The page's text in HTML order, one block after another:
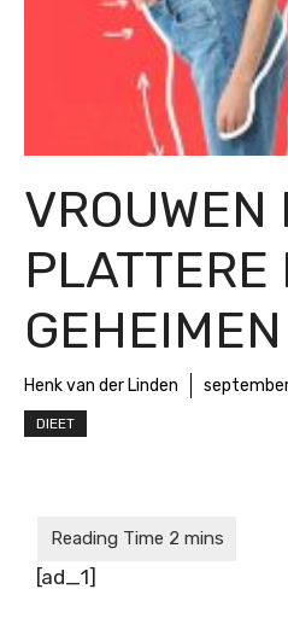
VROUWEN
PLATTERE
Henk van der Linden
DIEET
[ad_1]